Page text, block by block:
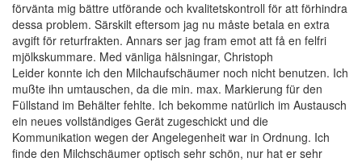
förvänta mig bättre utförande och kvalitetskontroll för att förhindra
dessa problem. Särskilt eftersom jag nu måste betala en extra
avgift för returfrakten. Annars ser jag fram emot att få en felfri
mjölkskummare. Med vänliga hälsningar, Christoph
Leider konnte ich den Milchaufschäumer noch nicht benutzen. Ich
mußte ihn umtauschen, da die min. max. Markierung für den
Füllstand im Behälter fehlte. Ich bekomme natürlich im Austausch
ein neues vollständiges Gerät zugeschickt und die
Kommunikation wegen der Angelegenheit war in Ordnung. Ich
finde den Milchschäumer optisch sehr schön, nur hat er sehr